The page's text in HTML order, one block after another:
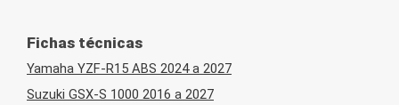
Fichas técnicas
Yamaha YZF-R15 ABS 2024 a 2027
Suzuki GSX-S 1000 2016 a 2027